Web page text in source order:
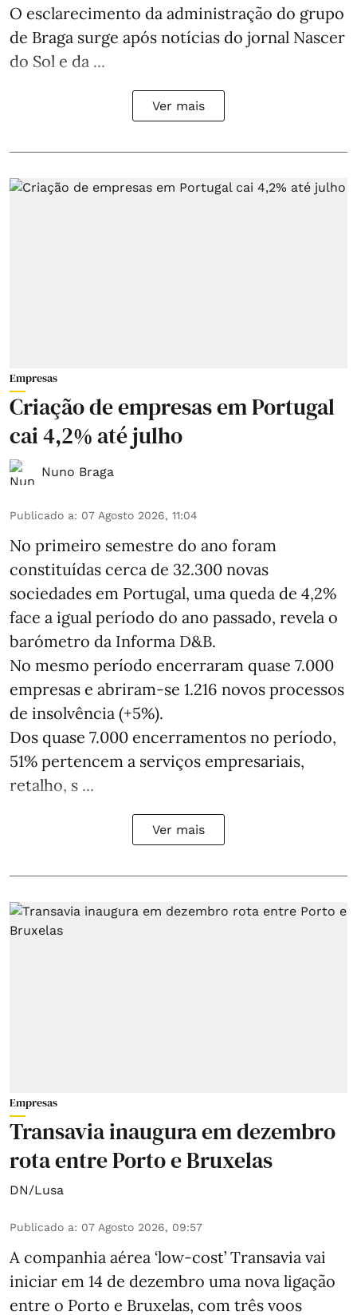
O esclarecimento da administração do grupo
de Braga surge após notícias do jornal Nascer
do Sol e da ...
Ver mais
Empresas
Criação de empresas em Portugal
cai 4,2% até julho
Nuno Braga
Publicado a: 07 Agosto 2026, 11:04
No primeiro semestre do ano foram
constituídas cerca de 32.300 novas
sociedades em Portugal, uma queda de 4,2%
face a igual período do ano passado, revela o
barómetro da Informa D&B.
No mesmo período encerraram quase 7.000
empresas e abriram‑se 1.216 novos processos
de insolvência (+5%).
Dos quase 7.000 encerramentos no período,
51% pertencem a serviços empresariais,
retalho, s ...
Ver mais
Empresas
Transavia inaugura em dezembro
rota entre Porto e Bruxelas
DN/Lusa
Publicado a: 07 Agosto 2026, 09:57
A companhia aérea ‘low-cost’ Transavia vai
iniciar em 14 de dezembro uma nova ligação
entre o Porto e Bruxelas, com três voos